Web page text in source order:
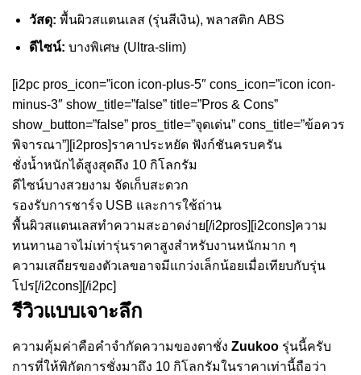
วัสดุ: พื้นผิวสแตนเลส (รุ่นสีเงิน), พลาสติก ABS
ดีไซน์: บางพิเศษ (Ultra-slim)
[i2pc pros_icon=”icon icon-plus-5″ cons_icon=”icon icon-
minus-3″ show_title=”false” title=”Pros & Cons”
show_button=”false” pros_title=”จุดเด่น” cons_title=”ข้อควร
พิจารณา”][i2pros]ราคาประหยัด ฟังก์ชันครบครัน
ชั่งน้ำหนักได้สูงสุดถึง 10 กิโลกรัม
ดีไซน์บางสวยงาม จัดเก็บสะดวก
รองรับการชาร์จ USB และการใช้ถ่าน
พื้นผิวสแตนเลสทำความสะอาดง่าย[/i2pros][i2cons]ความ
ทนทานอาจไม่เท่ารุ่นราคาสูงสำหรับงานหนักมาก ๆ
ความเสถียรของตัวเลขอาจมีแกว่งเล็กน้อยเมื่อเทียบกับรุ่น
โปร[/i2cons][/i2pc]
รีวิวแบบเจาะลึก
ความคุ้มค่าคือคำจำกัดความของตาชั่ง Zuukoo รุ่นนี้ครับ
การที่ให้พิกัดการชั่งมาถึง 10 กิโลกรัมในราคาเท่านี้ถือว่า